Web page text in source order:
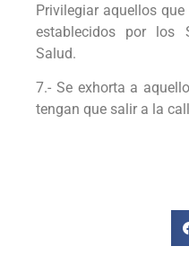
Privilegiar aquellos
establecidos por los
Salud.
7.- Se exhorta a
tengan que salir a la